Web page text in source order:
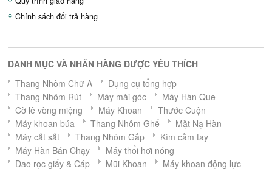
Chính sách đổi trả hàng
DANH MỤC VÀ NHÃN HÀNG ĐƯỢC YÊU THÍCH
Thang Nhôm Chữ A
Dụng cụ tổng hợp
Thang Nhôm Rút
Máy mài góc
Máy Hàn Que
Cờ lê vòng miệng
Máy Khoan
Thước Cuộn
Máy khoan búa
Thang Nhôm Ghế
Mặt Nạ Hàn
Máy cắt sắt
Thang Nhôm Gấp
Kìm cầm tay
Máy Hàn Bán Chạy
Máy thổi hơi nóng
Dao rọc giấy & Cáp
Mũi Khoan Máy khoan động lực